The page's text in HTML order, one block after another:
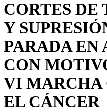
CORTES DE
Y
PARADA EN
CON
VI MARCHA
EL CÁNCER